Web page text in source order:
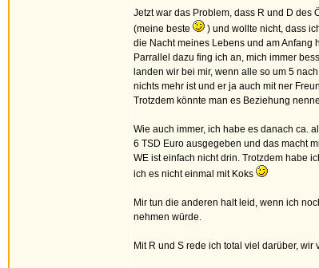
Jetzt war das Problem, dass R und D des
(meine beste
) und wollte nicht, dass
die Nacht meines Lebens und am Anfang
Parrallel dazu fing ich an, mich immer
landen wir bei mir, wenn alle so um 5
nichts mehr ist und er ja auch mit ner
Trotzdem könnte man es Beziehung
Wie auch immer, ich habe es danach ca.
6 TSD Euro ausgegeben und das macht
WE ist einfach nicht drin. Trotzdem habe
ich es nicht einmal mit Koks
Mir tun die anderen halt leid, wenn ich
nehmen würde.
Mit R und S rede ich total viel darüber,